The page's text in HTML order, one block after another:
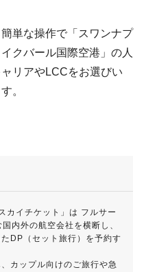
単な操作で「スワンナプ
クバール国際空港」の人
リアやLCCをお選びい
。
カイチケット」は フルサー
内外の航空会社を横断し、
DP（セット旅行）を予約す
カップル向けのご旅行や急